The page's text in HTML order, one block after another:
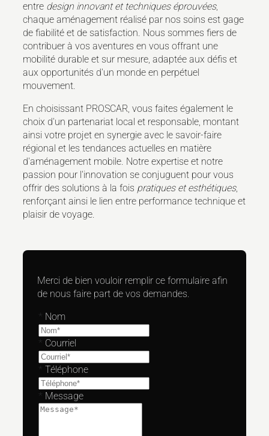
entre design innovant et techniques éprouvées,
chaque aménagement réalisé par nos soins est gage
de fiabilité et de satisfaction. Nous sommes fiers de
contribuer à vos aventures en vous offrant une
mobilité durable et sur mesure, adaptée aux défis et
aux opportunités d'un monde en perpétuel
mouvement.
En choisissant PROSCAR, vous faites également le
choix d'un partenariat local et responsable, montant
ainsi votre projet en synergie avec le savoir-faire
régional et les tendances actuelles en matière
d'aménagement mobile. Notre expertise et notre
passion pour l'innovation se conjuguent pour vous
offrir des solutions à la fois pratiques et esthétiques,
renforçant ainsi le lien entre performance technique et
plaisir de voyage.
Merci de bien vouloir remplir ce formulaire afin
de nous faire part de vos demandes.
* Nom
* Courriel
*Téléphone
* Message